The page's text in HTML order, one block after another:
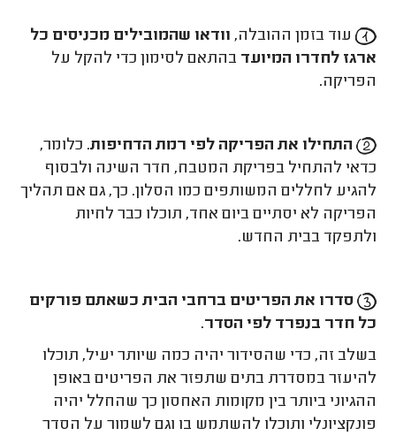
עוד בזמן ההובלה, וודאו שהמובילים מכניסים כל
ארגז לחדרו המיועד בהתאם לסימון כדי להקל על
הפריקה.
התחילו את הפריקה לפי רמת הדחיפות. כלומר,
כדאי להתחיל בפריקת המטבח, חדר השינה ולבסוף
להגיע לחללים המשותפים כמו הסלון. כך, גם אם תהליך
הפריקה לא יסתיים ביום אחד, תוכלו כבר לחיות
ולתפקד בבית החדש.
סדרו את הפריטים ברחבי הבית כשאתם פורקים
כל חדר בנפרד לפי הסדר.
בשלב זה, כדי שהסידור יהיה כמה שיותר יעיל, תוכלו
להיעזר במסדרת בתים שתפזר את הפריטים באופן
ההגיוני ביותר בין מקומות האחסון כך שהחלל יהיה
פונקציונלי ותוכלו להשתמש בו וגם לשמור על הסדר